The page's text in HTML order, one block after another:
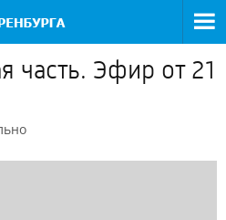
часть. Эфир от 21